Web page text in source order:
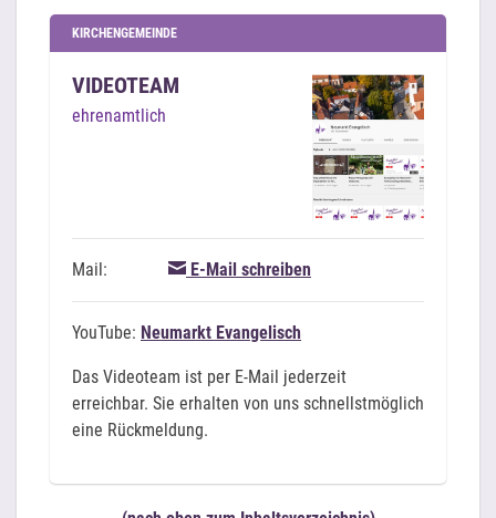
KIRCHENGEMEINDE
VIDEOTEAM
ehrenamtlich
Mail: E-Mail schreiben
YouTube: Neumarkt Evangelisch
Das Videoteam ist per E-Mail jederzeit
erreichbar. Sie erhalten von uns schnellstmöglich
eine Rückmeldung.